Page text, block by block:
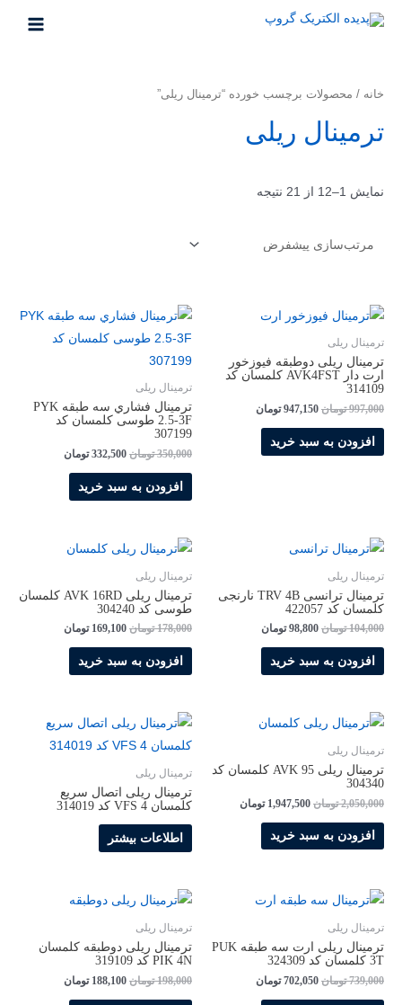
خانه / محصولات برچسب خورده “ترمینال ریلی”
ترمینال ریلی
نمایش 1–12 از 21 نتیجه
ترمینال ریلی
ترمينال ریلی دوطبقه فيوزخور
ارت دار AVK4FST کلمسان کد
314109
997,000 تومان 947,150 تومان
افزودن به سبد خرید
ترمینال ریلی
ترمينال فشاري سه طبقه PYK
2.5-3F طوسی کلمسان کد
307199
350,000 تومان 332,500 تومان
افزودن به سبد خرید
ترمینال ریلی
ترمینال ترانسی TRV 4B نارنجی
کلمسان کد 422057
104,000 تومان 98,800 تومان
افزودن به سبد خرید
ترمینال ریلی
ترمینال ریلی AVK 16RD کلمسان
طوسی کد 304240
178,000 تومان 169,100 تومان
افزودن به سبد خرید
ترمینال ریلی
ترمینال ریلی AVK 95 کلمسان کد
304340
2,050,000 تومان 1,947,500 تومان
افزودن به سبد خرید
ترمینال ریلی
ترمینال ریلی اتصال سریع
کلمسان VFS 4 کد 314019
اطلاعات بیشتر
ترمینال ریلی
ترمینال ریلی ارت سه طبقه PUK
3T کلمسان کد 324309
739,000 تومان 702,050 تومان
ترمینال ریلی
ترمینال ریلی دوطبقه کلمسان
PIK 4N کد 319109
198,000 تومان 188,100 تومان